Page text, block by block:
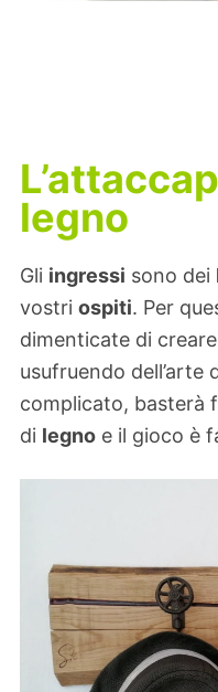
legno
Gli ingressi sono dei
vostri ospiti. Per
dimenticate di
usufruendo dell’arte
complicato, basterà
di legno e il gioco è